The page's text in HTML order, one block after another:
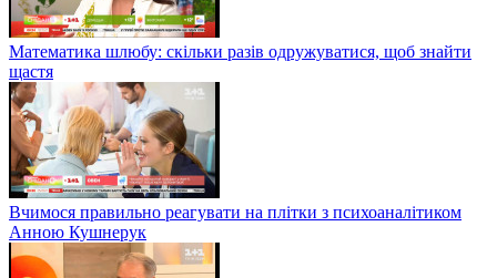
Математика шлюбу: скільки разів одружуватися, щоб знайти
щастя
Вчимося правильно реагувати на плітки з психоаналітиком
Анною Кушнерук